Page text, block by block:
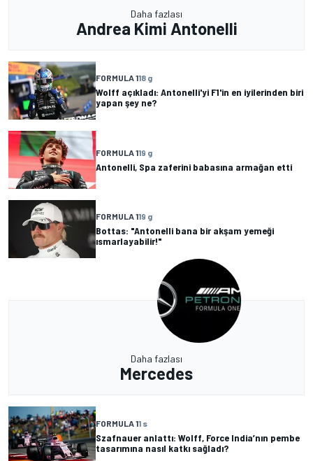
Daha fazlası
Andrea Kimi Antonelli
FORMULA 118 g
Wolff açıkladı: Antonelli'yi F1'in en iyilerinden biri
yapan şey ne?
FORMULA 119 g
Antonelli, Spa zaferini babasına armağan etti
FORMULA 119 g
Bottas: "Antonelli bana bir akşam yemeği
ısmarlayabilir!"
Daha fazlası
Mercedes
FORMULA 11 s
Szafnauer anlattı: Wolff, Force India’nın pembe
tasarımına nasıl katkı sağladı?